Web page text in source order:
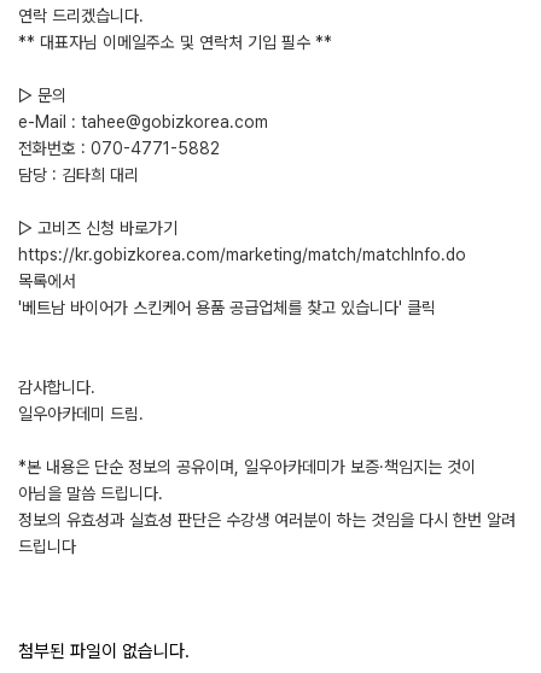
연락 드리겠습니다.
** 대표자님 이메일주소 및 연락처 기입 필수 **
▷ 문의
e-Mail : tahee@gobizkorea.com
전화번호 : 070-4771-5882
담당 : 김타희 대리
▷ 고비즈 신청 바로가기
https://kr.gobizkorea.com/marketing/match/matchInfo.do
목록에서
'베트남 바이어가 스킨케어 용품 공급업체를 찾고 있습니다' 클릭
감사합니다.
일우아카데미 드림.
*본 내용은 단순 정보의 공유이며, 일우아카데미가 보증·책임지는 것이
아님을 말씀 드립니다.
정보의 유효성과 실효성 판단은 수강생 여러분이 하는 것임을 다시 한번 알려
드립니다
첨부된 파일이 없습니다.